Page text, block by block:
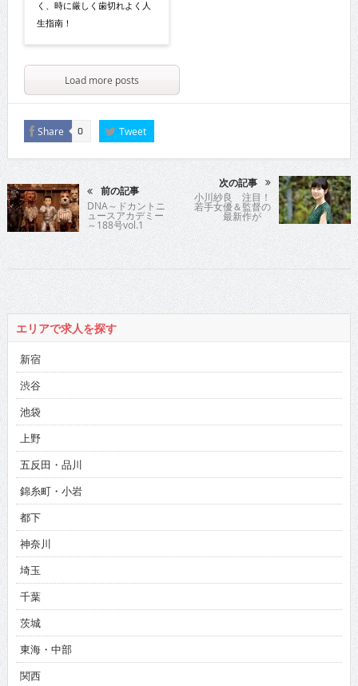
く、時に厳しく歯切れよく人
生指南！
Load more posts
Share 0 Tweet
前の記事
DNA～ドカントニ
ュースアカデミー
～188号vol.1
次の記事
小川紗良 注目！
若手女優＆監督の
最新作が
エリアで求人を探す
新宿
渋谷
池袋
上野
五反田・品川
錦糸町・小岩
都下
神奈川
埼玉
千葉
茨城
東海・中部
関西